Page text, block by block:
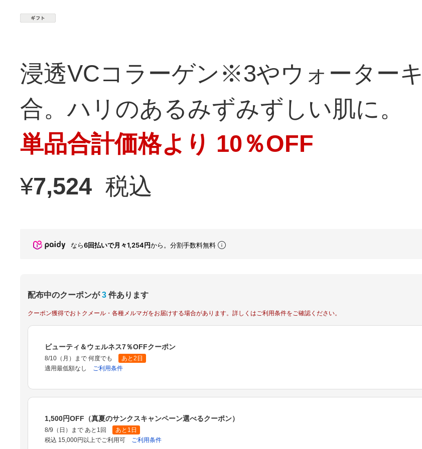
浸透VCコラーゲン※3やウォーター
合。ハリのあるみずみずしい肌に。
単品合計価格より 10％OFF
¥7,524 税込
なら6回払いで月々1,254円から。分割手数料無料
配布中のクーポンが 3 件あります
クーポン獲得でおトクメール・各種メルマガをお届けする場合があります。詳しくはご利用条件をご確認ください。
ビューティ＆ウェルネス7％OFFクーポン
8/10（月）まで 何度でも
あと2日
適用最低額なし
ご利用条件
1,500円OFF（真夏のサンクスキャンペーン選べるクーポン）
8/9（日）まで あと1回
あと1日
税込 15,000円以上でご利用可
ご利用条件